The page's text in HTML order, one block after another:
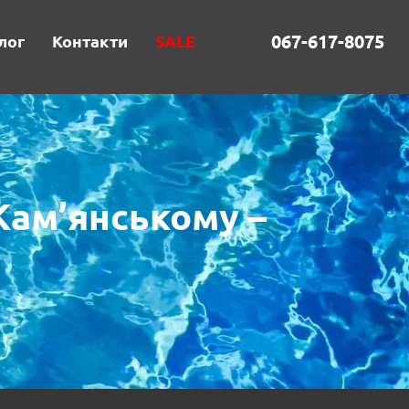
Контакти SALE 067-617-8075
–